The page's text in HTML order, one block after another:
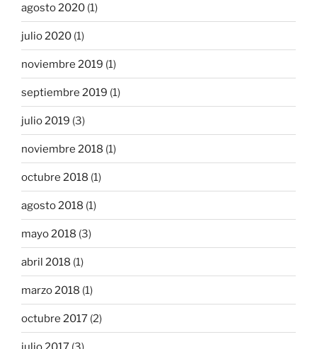
agosto 2020 (1)
julio 2020 (1)
noviembre 2019 (1)
septiembre 2019 (1)
julio 2019 (3)
noviembre 2018 (1)
octubre 2018 (1)
agosto 2018 (1)
mayo 2018 (3)
abril 2018 (1)
marzo 2018 (1)
octubre 2017 (2)